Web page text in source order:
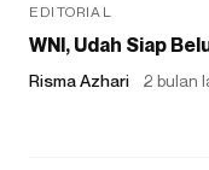
EDITORIAL
WNI, Udah Siap
Risma Azhari 2 bulan